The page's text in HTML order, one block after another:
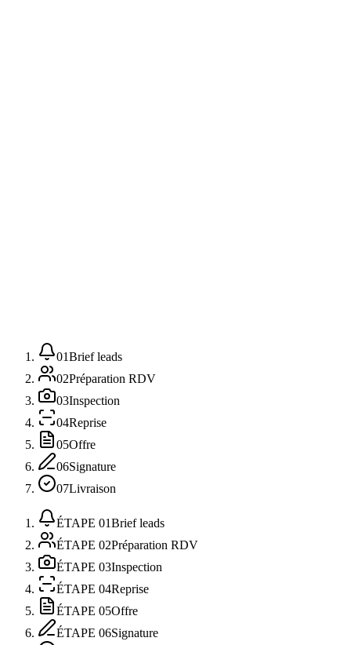
01Brief leads
02Préparation RDV
03Inspection
04Reprise
05Offre
06Signature
07Livraison
ÉTAPE 01Brief leads
ÉTAPE 02Préparation RDV
ÉTAPE 03Inspection
ÉTAPE 04Reprise
ÉTAPE 05Offre
ÉTAPE 06Signature